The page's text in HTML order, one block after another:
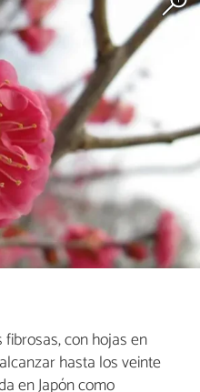
con hojas en
hasta los veinte
en Japón como